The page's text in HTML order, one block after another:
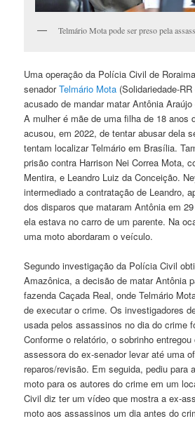
Telmário Mota pode ser preso pela
Uma operação da Polícia Civil de
senadorTelmário Mota (Solidariedade-
acusado de mandar matar Antônia
A mulher é mãe de uma filha de 18 anos
acusou, em 2022, de tentar abusar dela
tentam localizar Telmário em Brasília.
prisão contra Harrison Nei Correa Mota,
Mentira, e Leandro Luiz da Conceição.
intermediado a contratação de Leandro,
dos disparos que mataram Antônia em
ela estava no carro de um parente. Na
uma moto abordaram o veículo.
Segundo investigação da Polícia Civil
Amazônica, a decisão de matar Antônia
fazenda Caçada Real, onde Telmário
de executar o crime. Os investigadores
usada pelos assassinos no dia do crime
Conforme o relatório, o sobrinho
assessora do ex-senador levar até uma
reparos/revisão. Em seguida, pediu para
moto para os autores do crime em um
Civil diz ter um vídeo que mostra a ex-
moto aos assassinos um dia antes do